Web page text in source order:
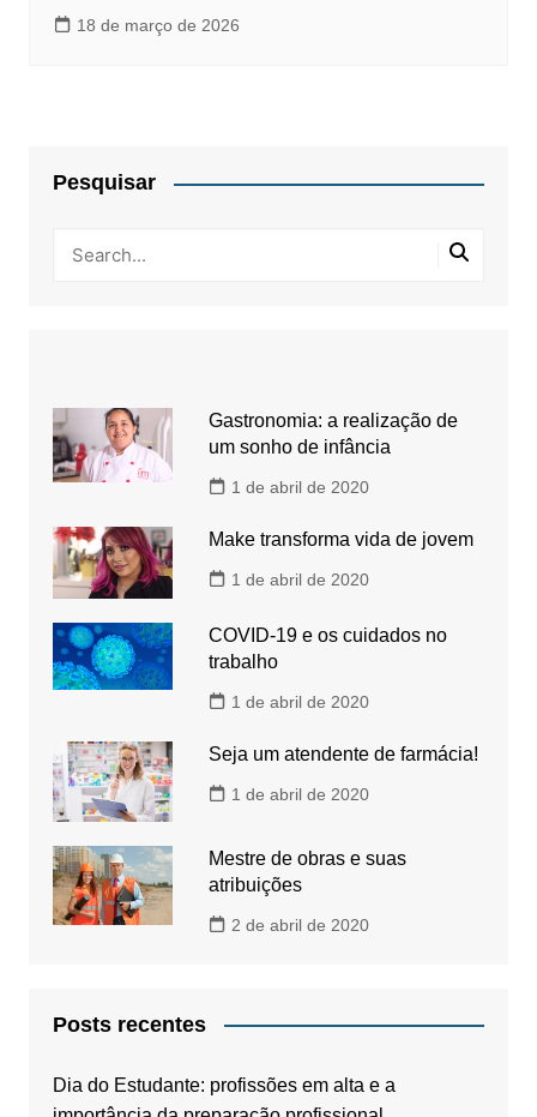
18 de março de 2026
Pesquisar
Gastronomia: a realização de
um sonho de infância
1 de abril de 2020
Make transforma vida de jovem
1 de abril de 2020
COVID-19 e os cuidados no
trabalho
1 de abril de 2020
Seja um atendente de farmácia!
1 de abril de 2020
Mestre de obras e suas
atribuições
2 de abril de 2020
Posts recentes
Dia do Estudante: profissões em alta e a